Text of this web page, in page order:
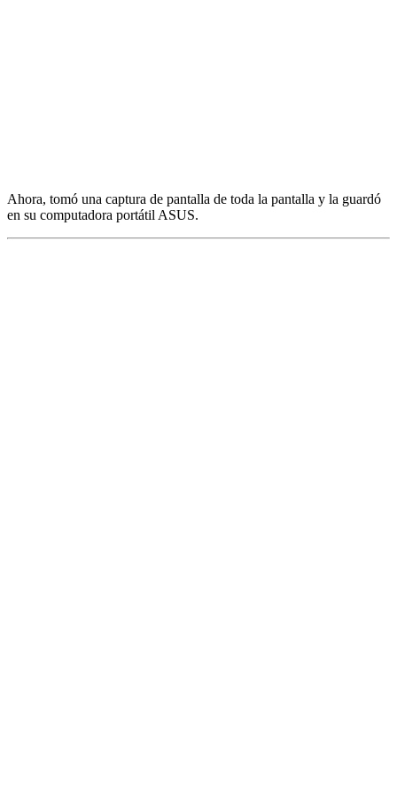
Ahora, tomó una captura de pantalla de toda la pantalla y la guardó
en su computadora portátil ASUS.